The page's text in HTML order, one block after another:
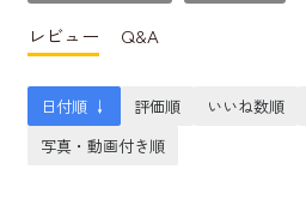
レビュー Q&A
日付順 ↓ 評価順 いいね数順
写真・動画付き順